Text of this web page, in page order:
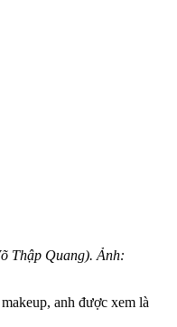
Thập Quang). Ảnh:
anh được xem là